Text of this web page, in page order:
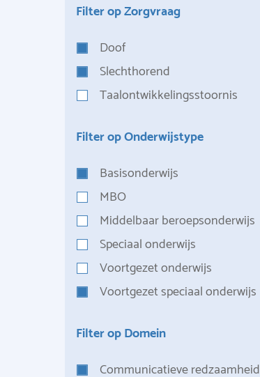
Filter op Zorgvraag
Doof
Slechthorend
Taalontwikkelingsstoornis
Filter op Onderwijstype
Basisonderwijs
MBO
Middelbaar beroepsonderwijs
Speciaal onderwijs
Voortgezet onderwijs
Voortgezet speciaal onderwijs
Filter op Domein
Communicatieve redzaamheid